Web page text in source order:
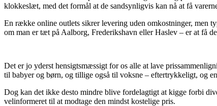
klokkeslæt, med det formål at de sandsynligvis kan nå at få
En række online outlets sikrer levering uden omkostninger, men
om man er tæt på Aalborg, Frederikshavn eller Haslev – er at få
Det er jo yderst hensigtsmæssigt for os alle at lave
til babyer og børn, og tillige også til voksne – eftertrykkeligt, og
Dog kan det ikke desto mindre blive fordelagtigt at kigge forbi
velinformeret til at modtage den mindst kostelige pris.